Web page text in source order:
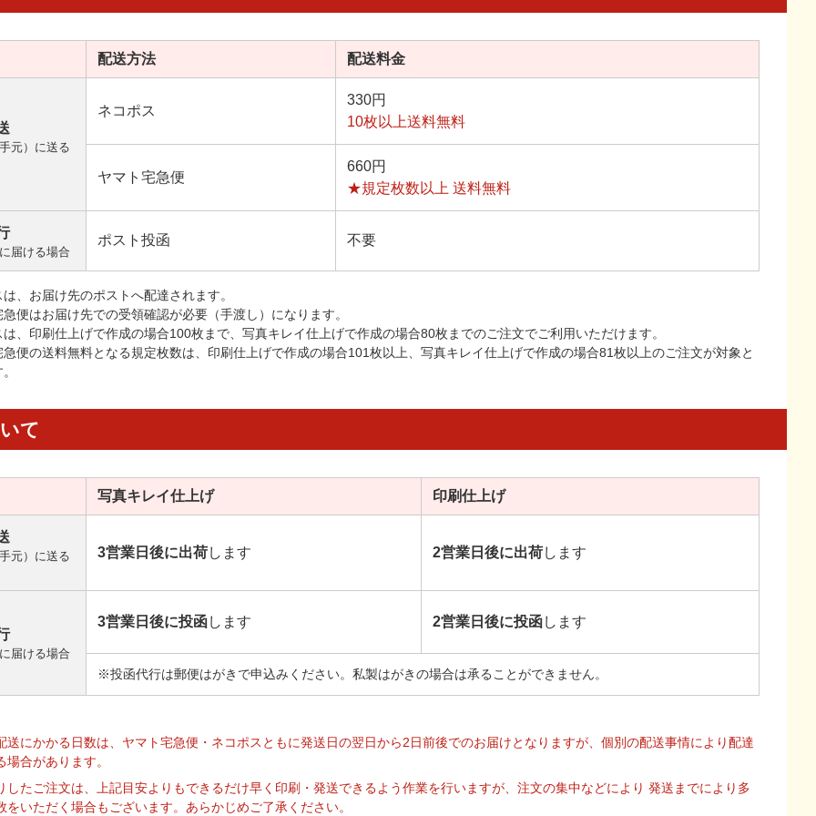
配送方法 配送料金
元）に送る
ネコポス
330円
10枚以上送料無料
ヤマト宅急便
660円
★規定枚数以上 送料無料
届ける場合
ポスト投函 不要
、お届け先のポストへ配達されます。
便はお届け先での受領確認が必要（手渡し）になります。
、印刷仕上げで作成の場合100枚まで、写真キレイ仕上げで作成の場合80枚までのご注文でご利用いただけます。
急便の送料無料となる規定枚数は、印刷仕上げで作成の場合101枚以上、写真キレイ仕上げで作成の場合81枚以上のご注文が対象と
て
写真キレイ仕上げ 印刷仕上げ
元）に送る 3営業日後に出荷します 2営業日後に出荷します
届ける場合
3営業日後に投函します 2営業日後に投函します
※投函代行は郵便はがきで申込みください。私製はがきの場合は承ることができません。
送にかかる日数は、ヤマト宅急便・ネコポスともに発送日の翌日から2日前後でのお届けとなりますが、個別の配送事情により配達
場合があります。
したご注文は、上記目安よりもできるだけ早く印刷・発送できるよう作業を行いますが、注文の集中などにより 発送までにより多
をいただく場合もございます。あらかじめご了承ください。